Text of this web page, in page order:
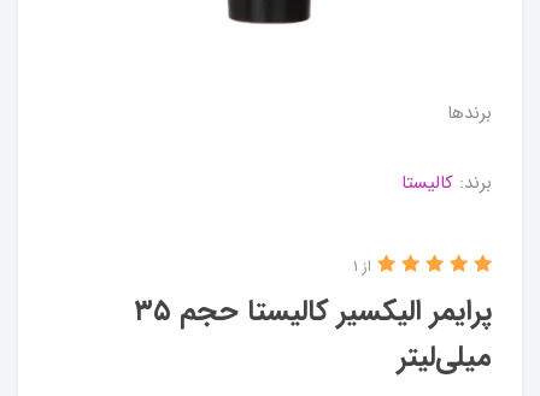
برندها
برند: کالیستا
پرایمر الیکسیر کالیستا حجم ۳۵
میلی‌لیتر
از 1